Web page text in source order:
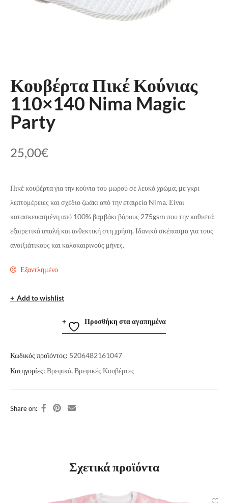
Κουβέρτα Πικέ Κούνιας
110×140 Nima Magic
Party
25,00€
Πικέ κουβέρτα για την κούνια του μωρού σε λευκό χρώμα, με γκρι
λεπτομέρειες και σχέδιο ζωάκι από την εταιρεία Nima. Είναι
κατασκευασμένη από 100% βαμβάκι βάρους 275gsm που την καθιστά
εξαιρετικά απαλή και ανθεκτική στη χρήση. Ιδανικό σκέπασμα για τους
ανοιξιάτικους και καλοκαιρινούς μήνες.
Εξαντλημένο
Add to wishlist
Προσθήκη στα αγαπημένα
Κωδικός προϊόντος: 5206482161047
Κατηγορίες: Βρεφικά,Βρεφικές Κουβέρτες
Share on:
Σχετικά προϊόντα